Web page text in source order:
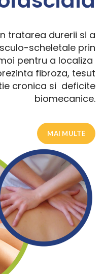
tratarea durerii si a
scheletale prin
pentru a localiza
fibroza, tesut
cronica si deficite
biomecanice.
MAI MULTE